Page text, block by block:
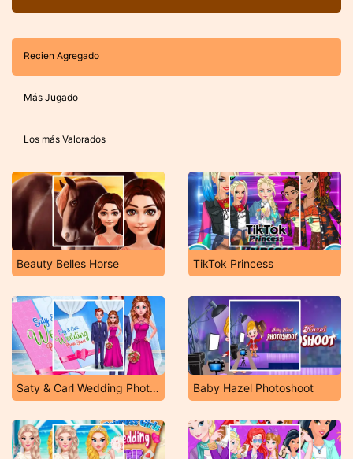
Recien Agregado
Más Jugado
Los más Valorados
Beauty Belles Horse TikTok Princess
Saty & Carl Wedding Photo Shoot Baby Hazel Photoshoot